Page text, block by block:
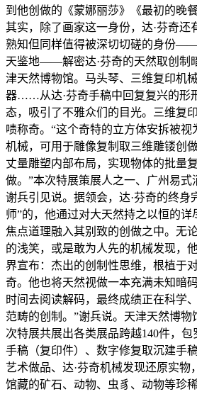
到他创做的《蒙娜丽莎》《最初的晚
其实，除了画家这一身份，达·芬奇还
熟知但同样值得被深切切磋的身份
天鉴地——解密达·芬奇的天然取创制
津天然博物馆。马头琴、三维复印机
器……从达·芬奇手稿中回复复兴的形
态，吸引了不雅众们的目光。三维复
啧称奇。“这个奇特的立方体安拆被视
机械，可用于雕像复制取三维雕镂创
丈量雕塑内部布局，实现物体的批量
做。”本次特展策展人之一、广州易
谢兵引见说。据领会，达·芬奇的终身
师”的，他通过对大天然持之以恒的详
焦点道理融入其别致的创做之中。无
的浅笑，或是敢为人先的机械发现，
界宣布：杰出的创制性思维，根植于
奇。他也将天然视做一本充满未知暗
时间去阅读解码，最终成绩正在科学
范畴的创制。”谢兵说。天津天然博
次特展共展出各类展品跨越140件，包
手稿（复印件）、数字修复取沉建手
艺术做品、达·芬奇机械发现还原实物
馆藏的矿石、动物、虫豸、动物等珍